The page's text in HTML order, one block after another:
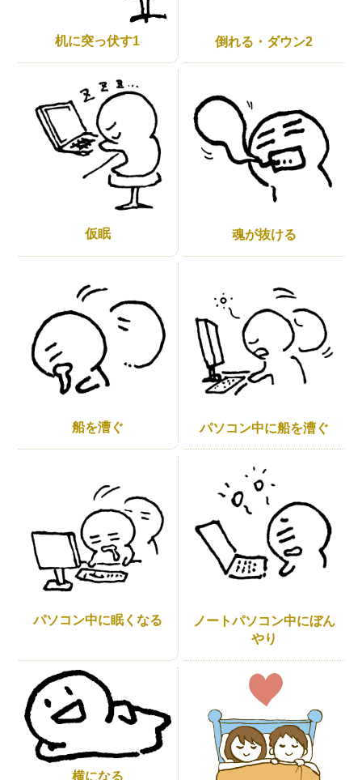
机に突っ伏す1 倒れる・ダウン2
仮眠 魂が抜ける
船を漕ぐ パソコン中に船を漕ぐ
パソコン中に眠くなる
ノートパソコン中にぼん
やり
横になる